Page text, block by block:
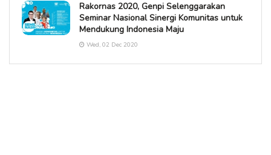
Rakornas 2020, Genpi Selenggarakan
Seminar Nasional Sinergi Komunitas untuk
Mendukung Indonesia Maju
Wed, 02 Dec 2020